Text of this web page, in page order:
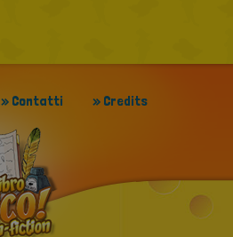
» Contatti » Credits